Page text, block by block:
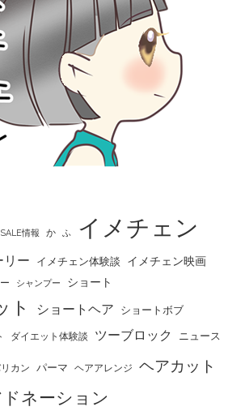
SALE情報 か ふ イメチェン
リー イメチェン体験談 イメチェン映画
シャンプー ショート
ト ショートヘア ショートボブ
ダイエット体験談 ツーブロック ニュース
カン パーマ ヘアアレンジ ヘアカット
ネーション